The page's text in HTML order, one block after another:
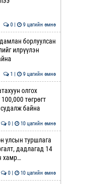
0 | 9 цагийн өмнө
борлуулсан
илрүүлэн
1 | 9 цагийн өмнө
олгох
төгрөгт
байна
0 | 10 цагийн өмнө
улсын туршлага
дадлагад 14
хамр…
0 | 10 цагийн өмнө